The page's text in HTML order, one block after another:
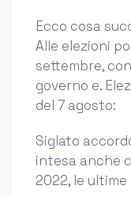
Ecco cosa
Alle elezioni
settembre,
governo e.
del 7 agosto:
Siglato
intesa anche
2022, le